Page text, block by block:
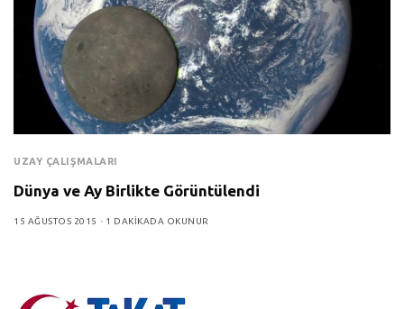
UZAY ÇALIŞMALARI
Dünya ve Ay Birlikte Görüntülendi
15 AĞUSTOS 2015 1 DAKIKADA OKUNUR